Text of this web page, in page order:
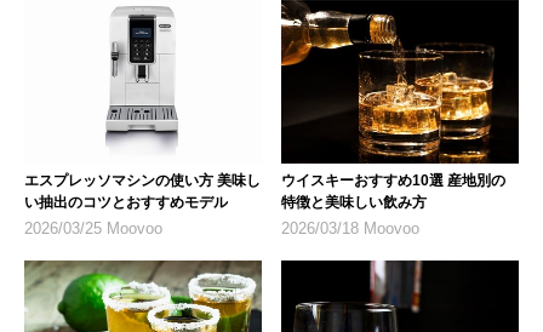
エスプレッソマシンの使い方 美味し
い抽出のコツとおすすめモデル
2026/03/25 Moovoo
ウイスキーおすすめ10選 産地別の
特徴と美味しい飲み方
2026/03/18 Moovoo